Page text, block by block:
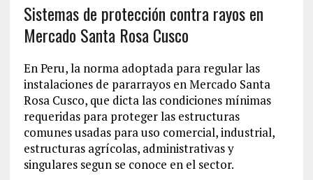
Sistemas de protección contra rayos en
Mercado Santa Rosa Cusco
En Peru, la norma adoptada para regular las
instalaciones de pararrayos en Mercado Santa
Rosa Cusco, que dicta las condiciones mínimas
requeridas para proteger las estructuras
comunes usadas para uso comercial, industrial,
estructuras agrícolas, administrativas y
singulares segun se conoce en el sector.